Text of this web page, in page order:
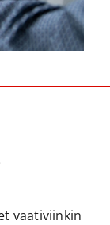
vaativiinkin